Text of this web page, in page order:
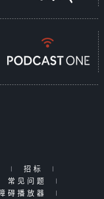
| 招标
|
常见问题
|
碍播放器 |